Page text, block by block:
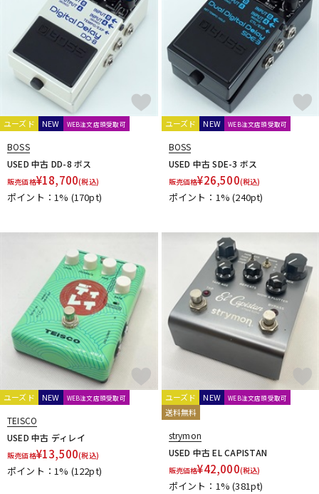
Ibanez idea sound product IK Multimedia
Ikebe Original
Inner Bamboo Bass Instruments (IBBI)
Interstellar Audio Machines
IVU Creator
J. Rockett Audio Designs
Jackson Audio
JAM Pedals
JHS Pedals JOYO JYUGEHM STOMPS
K
KarDiaN keeley KEEP KEMPER KES
Khan Audio
Kikutani
KitazawaEffector
KMA Machines
Kz Guitar Works
L
L' L.R.Baggs Lauren Audio LEHLE
Leqtique
LsL Instruments
LUNASTONE
MAD PROFESSOR Maestro Manlay Sound
Mark Bass
Marshall
Masatone MASTERTONE MAXON
meris
Mesa Boogie
mid-fi electronics
Mission Engineering
Miura Guitars U.S.A.
MOD Audio MONO
Montreux
MOOER
Moridaira MORLEY Morningstar FX
Mosrite
MUSIC WORKS
Musicom LAB MUTEC
MXR
Mythos Pedals
N
Neo Instruments Neural DSP NEXI Noah’sark
NOBELS
Noel
O
OKKO OLD BLOOD NOISE ENDEAVORS
One Control
OOPEGG
Orange
ORGANIC SOUNDS
ユーズド NEW WEB注文店頭受取可
BOSS
USED 中古 DD-8 ボス
販売価格¥18,700(税込)
ポイント：1% (170pt)
ユーズド NEW WEB注文店頭受取可
BOSS
USED 中古 SDE-3 ボス
販売価格¥26,500(税込)
ポイント：1%(240pt)
ユーズド NEW WEB注文店頭受取可
TEISCO
USED 中古 ディレイ
販売価格¥13,500(税込)
ポイント：1% (122pt)
ユーズド NEW WEB注文店頭受取可
送料無料
strymon
USED 中古 EL CAPISTAN
販売価格¥42,000(税込)
ポイント：1%(381pt)